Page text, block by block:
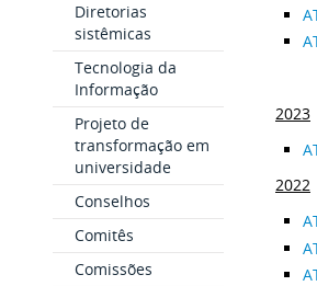
Diretorias
sistêmicas
Tecnologia da
Informação
Projeto de
transformação em
universidade
Conselhos
Comitês
Comissões
2023
2022